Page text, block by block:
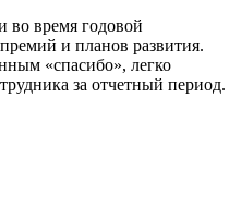
во время годовой
и планов развития.
«спасибо», легко
за отчетный период.